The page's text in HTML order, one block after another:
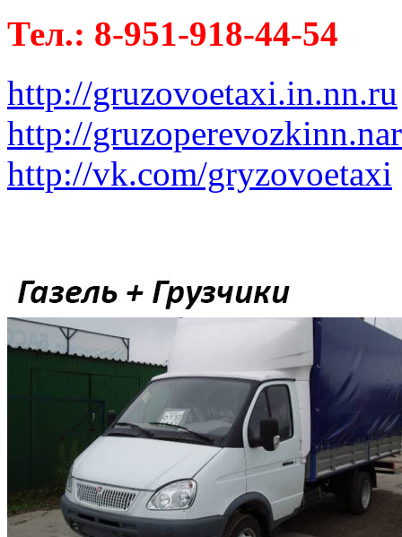
Тел.: 8-951-918-44-54
http://gruzovoetaxi.in.nn.ru
http://
http://vk.com/gryzovoetaxi